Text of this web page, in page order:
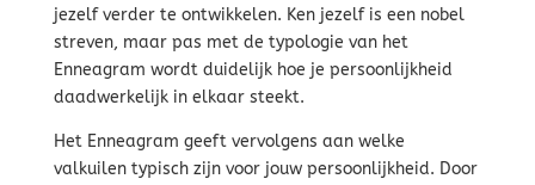
jezelf verder te ontwikkelen. Ken jezelf is een nobel
streven, maar pas met de typologie van het
Enneagram wordt duidelijk hoe je persoonlijkheid
daadwerkelijk in elkaar steekt.
Het Enneagram geeft vervolgens aan welke
valkuilen typisch zijn voor jouw persoonlijkheid. Door